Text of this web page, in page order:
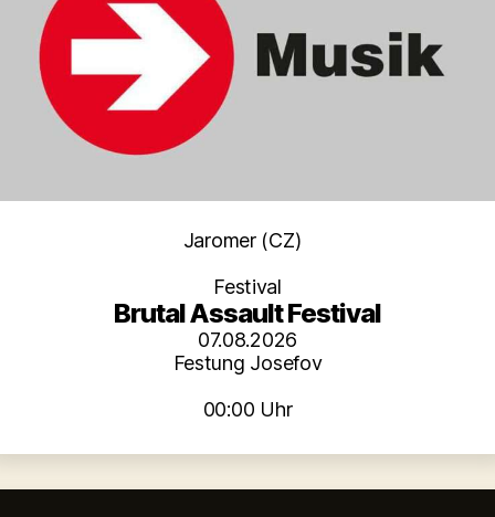
Kategorien
Jaromer (CZ)
Festival
Brutal Assault Festival
07.08.2026
Festung Josefov
00:00 Uhr